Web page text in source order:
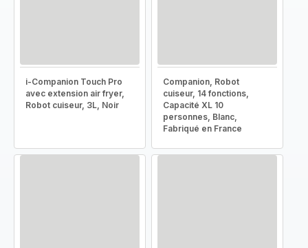
i-Companion Touch Pro
avec extension air fryer,
Robot cuiseur, 3L, Noir
Companion, Robot
cuiseur, 14 fonctions,
Capacité XL 10
personnes, Blanc,
Fabriqué en France